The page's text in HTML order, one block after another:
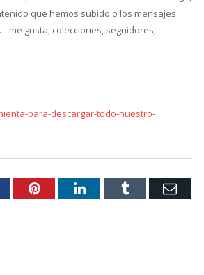
que hemos subido o los mensajes
me gusta, colecciones, seguidores,
para-descargar-todo-nuestro-
PinterestLinkedInTumblr Email